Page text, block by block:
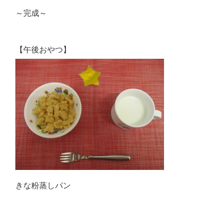
～完成～
【午後おやつ】
きな粉蒸しパン